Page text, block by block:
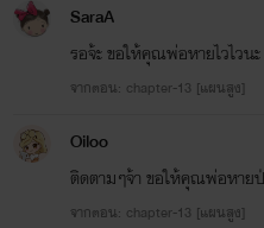
SaraA
รอจ้ะ ขอให้คุณพ่อหายไวไวนะ
จากตอน: chapter-13 [แผนสูง]
Oiloo
ติดตามๆจ้า ขอให้คุณพ่อหายป่
จากตอน: chapter-13 [แผนสูง]